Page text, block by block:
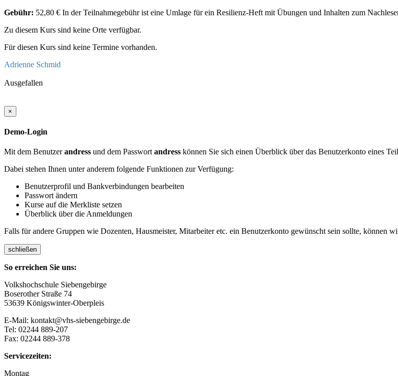
Gebühr: 52,80 € In der Teilnahmegebühr ist eine Umlage für ein Resilienz-Heft mit Übungen und Inhalten zum
Zu diesem Kurs sind keine Orte verfügbar.
Für diesen Kurs sind keine Termine vorhanden.
Adrienne Schmid
Ausgefallen
×
Demo-Login
Mit dem Benutzerandress und dem Passwort andress können Sie sich einen Überblick über das Benutzerkonto eines
Dabei stehen Ihnen unter anderem folgende Funktionen zur Verfügung:
Benutzerprofil und Bankverbindungen bearbeiten
Passwort ändern
Kurse auf die Merkliste setzen
Überblick über die Anmeldungen
Falls für andere Gruppen wie Dozenten, Hausmeister, Mitarbeiter etc. ein Benutzerkonto gewünscht sein sollte, können
schließen
So erreichen Sie uns:
Volkshochschule Siebengebirge
Boserother Straße 74
53639 Königswinter-Oberpleis
E-Mail: kontakt@vhs-siebengebirge.de
Tel: 02244 889-207
Fax: 02244 889-378
Servicezeiten:
Montag